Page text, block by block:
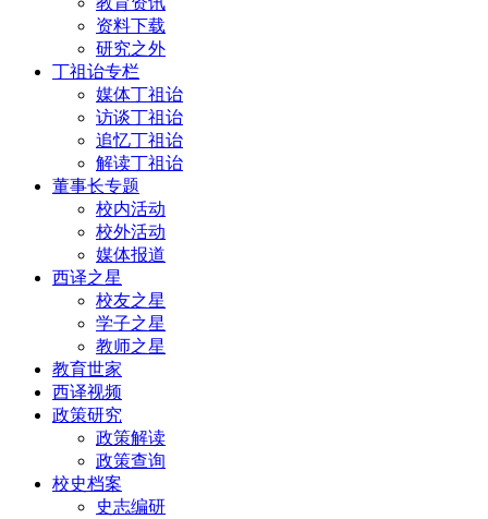
资料下载
研究之外
丁祖诒专栏
媒体丁祖诒
访谈丁祖诒
追忆丁祖诒
解读丁祖诒
董事长专题
校内活动
校外活动
媒体报道
西译之星
校友之星
学子之星
教师之星
教育世家
西译视频
政策研究
政策解读
政策查询
校史档案
史志编研